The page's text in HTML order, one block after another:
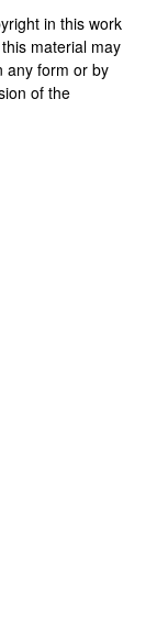
in this work
material may
any form or by
of the